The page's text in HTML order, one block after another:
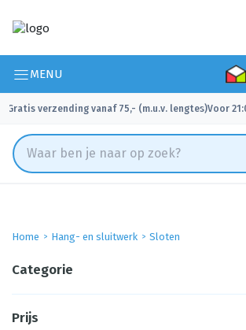
MENU
Gratis verzending vanaf 75,- (m.u.v. lengtes)
✓ Voor
Home Hang- en sluitwerk Sloten
Categorie
Prijs